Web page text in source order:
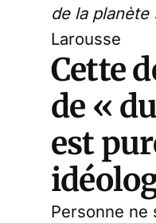
de la planète
Larousse
Cette
de «
est
Personne ne